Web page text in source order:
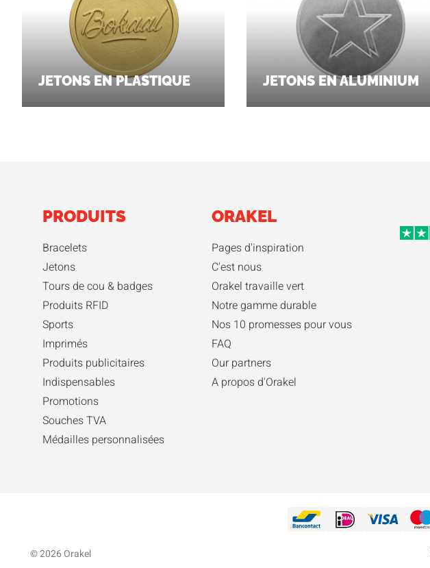
JETONS EN PLASTIQUE JETONS EN ALUMINIUM
PRODUITS
Bracelets
Jetons
Tours de cou & badges
Produits RFID
Sports
Imprimés
Produits publicitaires
Indispensables
Promotions
Souches TVA
Médailles personnalisées
ORAKEL
Pages d'inspiration
C'est nous
Orakel travaille vert
Notre gamme durable
Nos 10 promesses pour vous
FAQ
Our partners
A propos d'Orakel
© 2026 Orakel